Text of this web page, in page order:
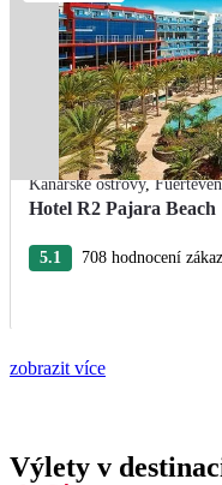
Kanárské ostrovy,
Hotel R2 Pajara Beach
5.1
708 hodnocení
zobrazit více
Výlety v